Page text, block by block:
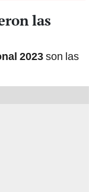
las
2023son las